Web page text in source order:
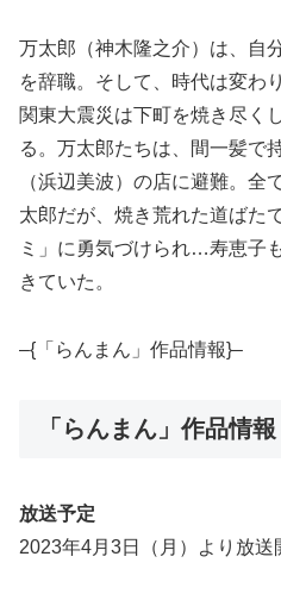
万太郎（神木隆之介）は、自
を辞職。そして、時代は変わ
関東大震災は下町を焼き尽く
る。万太郎たちは、間一髪で
（浜辺美波）の店に避難。全
太郎だが、焼き荒れた道ばた
ミ」に勇気づけられ…寿恵子
きていた。
–{「らんまん」作品情報}–
「らんまん」作品情報
放送予定
2023年4月3日（月）より放送